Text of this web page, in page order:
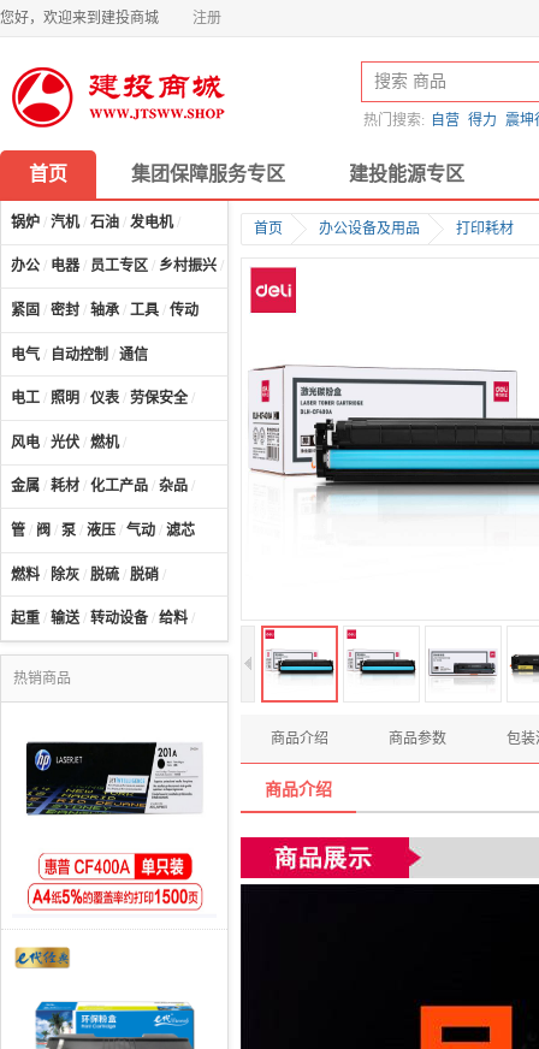
您好，欢迎来到建投商城 注册
热门搜索: 自营 得力 震坤
首页 集团保障服务专区 建投能源专区
锅炉 / 汽机/ 石油 / 发电机/
办公 / 电器 / 员工专区 / 乡村振兴 / 计算机及配件
紧固 / 密封 / 轴承 / 工具 / 传动
电气 / 自动控制 / 通信
电工 / 照明 / 仪表 / 劳保安全 /
风电 / 光伏 / 燃机/
金属 / 耗材 / 化工产品 / 杂品 /
管 / 阀 / 泵 / 液压 / 气动 / 滤芯
燃料 / 除灰 / 脱硫 / 脱硝 /
起重 / 输送/ 转动设备 / 给料 /
热销商品
首页 办公设备及用品 打印耗材
商品介绍 商品参数 包装
商品介绍